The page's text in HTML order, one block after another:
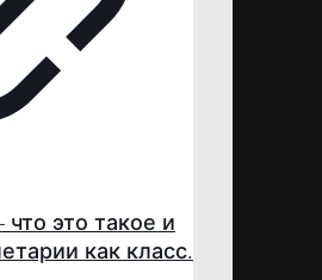
это такое и
как класс.